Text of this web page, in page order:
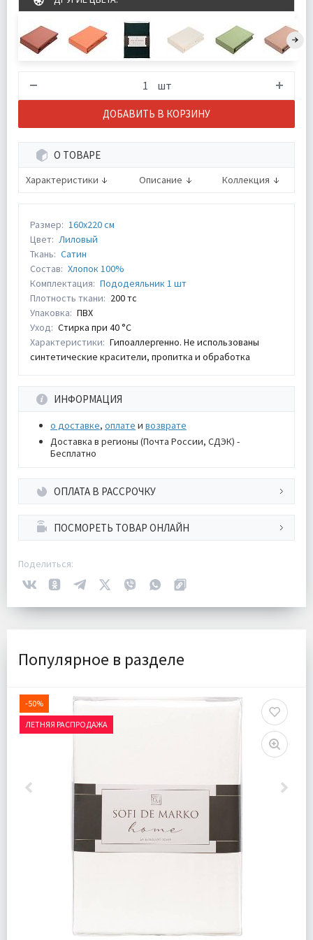
шт
ДОБАВИТЬ В КОРЗИНУ
О ТОВАРЕ
Характеристики Описание Коллекция
Размер: 160х220 см
Цвет: Лиловый
Ткань: Сатин
Состав: Хлопок 100%
Комплектация: Пододеяльник 1 шт
Плотность ткани: 200 тс
Упаковка: ПВХ
Уход: Стирка при 40 °С
Характеристики: Гипоаллергенно. Не использованы
синтетические красители, пропитка и обработка
ИНФОРМАЦИЯ
о доставке, оплате и возврате
Доставка в регионы (Почта России, СДЭК) -
Бесплатно
ОПЛАТА В РАССРОЧКУ
ПОСМОРЕТЬ ТОВАР ОНЛАЙН
Поделиться:
Популярное в разделе
-50%
ЛЕТНЯЯ РАСПРОДАЖА